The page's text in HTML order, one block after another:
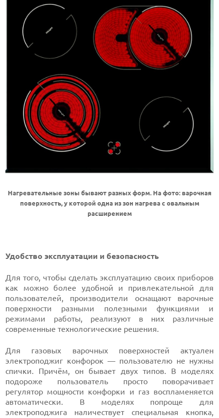
Нагревательные зоны бывают разных форм. На фото: варочная
поверхность, у которой одна из зон нагрева с овальным
расширением
Удобство эксплуатации и безопасность
Для того, чтобы сделать эксплуатацию своих приборов
как можно более удобной и привлекательной для
пользователей, производители оснащают варочные
поверхности разными полезными функциями и
режимами работы, реализуют в них различные
современные технологические решения.
Для газовых варочных поверхностей актуален
электроподжиг конфорок — пользователю не нужны
спички. Причём, он бывает двух типов. В моделях
подороже пользователь просто поворачивает
регулятор мощности конфорки и газ воспламеняется
автоматически. В моделях попроще для
электроподжига наличествует специальная кнопка,